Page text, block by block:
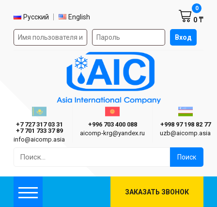
Выбор языка
Русский English
Форма авторизации на сайте Вход
0 ₸
0
Asia International Company
Казахстан г. Алматы
+7 727 317 03 31
+7 701 733 37 89
info@aicomp.asia
Киргизия г. Бишкек
+996 703 400 088
aicomp‑krg@yandex.ru
+998 97 198 82 77
uzb@aicomp.asia
Меню ЗАКАЗАТЬ ЗВОНОК